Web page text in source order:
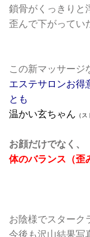
鎖骨がくっきりと
歪んで下がってい
この新マッサージ
エステサロンお得
とも
温かい玄ちゃん （ス
お顔だけでなく、
体のバランス（歪
お陰様でスターク
今後も沢山結果写